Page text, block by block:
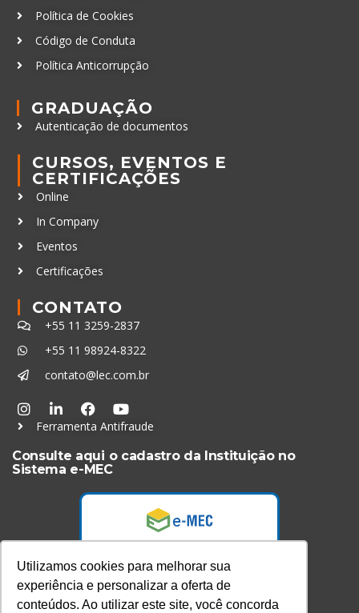
Utilizamos cookies para melhorar sua
experiência e personalizar a oferta de
conteúdos. Ao utilizar este site, você concorda
Política de Cookies
Código de Conduta
Política Anticorrupção
GRADUAÇÃO
Autenticação de documentos
CURSOS, EVENTOS E
CERTIFICAÇÕES
Online
In Company
Eventos
Certificações
CONTATO
+55 11 3259-2837
+55 11 98924-8322
contato@lec.com.br
Ferramenta Antifraude
Consulte aqui o cadastro da Instituição no
Sistema e-MEC